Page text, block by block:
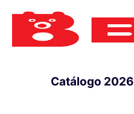
Catálogo 2026